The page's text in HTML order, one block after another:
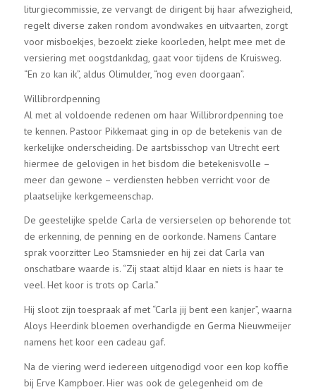
liturgiecommissie, ze vervangt de dirigent bij haar afwezigheid,
regelt diverse zaken rondom avondwakes en uitvaarten, zorgt
voor misboekjes, bezoekt zieke koorleden, helpt mee met de
versiering met oogstdankdag, gaat voor tijdens de Kruisweg.
“En zo kan ik”, aldus Olimulder, “nog even doorgaan”.
Willibrordpenning
Al met al voldoende redenen om haar Willibrordpenning toe
te kennen. Pastoor Pikkemaat ging in op de betekenis van de
kerkelijke onderscheiding. De aartsbisschop van Utrecht eert
hiermee de gelovigen in het bisdom die betekenisvolle –
meer dan gewone – verdiensten hebben verricht voor de
plaatselijke kerkgemeenschap.
De geestelijke spelde Carla de versierselen op behorende tot
de erkenning, de penning en de oorkonde. Namens Cantare
sprak voorzitter Leo Stamsnieder en hij zei dat Carla van
onschatbare waarde is. “Zij staat altijd klaar en niets is haar te
veel. Het koor is trots op Carla.”
Hij sloot zijn toespraak af met “Carla jij bent een kanjer”, waarna
Aloys Heerdink bloemen overhandigde en Germa Nieuwmeijer
namens het koor een cadeau gaf.
Na de viering werd iedereen uitgenodigd voor een kop koffie
bij Erve Kampboer. Hier was ook de gelegenheid om de